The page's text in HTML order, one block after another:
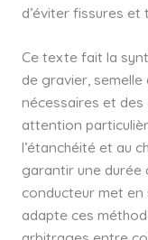
d’éviter fissures et
Ce texte fait la
de gravier,
nécessaires et des
attention
l’étanchéité et au
garantir une durée
conducteur met en
adapte ces